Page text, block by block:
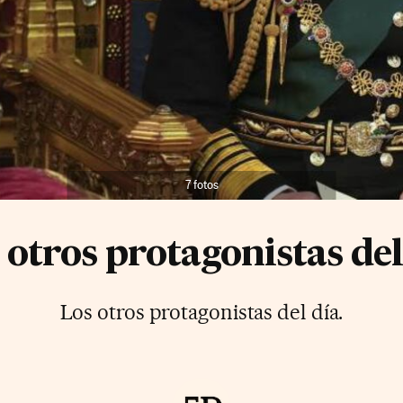
7 fotos
otros protagonistas
Los otros protagonistas del día.